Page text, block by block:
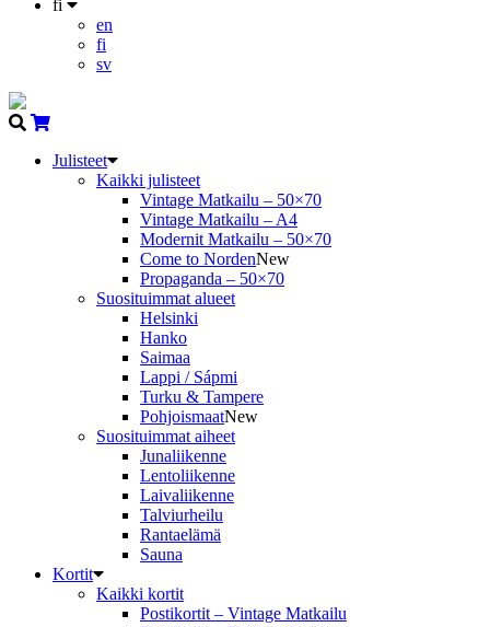
fi
en
fi
sv
Julisteet
Kaikki julisteet
Vintage Matkailu – 50×70
Vintage Matkailu – A4
Modernit Matkailu – 50×70
Come to NordenNew
Propaganda – 50×70
Suosituimmat alueet
Helsinki
Hanko
Saimaa
Lappi / Sápmi
Turku & Tampere
PohjoismaatNew
Suosituimmat aiheet
Junaliikenne
Lentoliikenne
Laivaliikenne
Talviurheilu
Rantaelämä
Sauna
Kortit
Kaikki kortit
Postikortit – Vintage Matkailu